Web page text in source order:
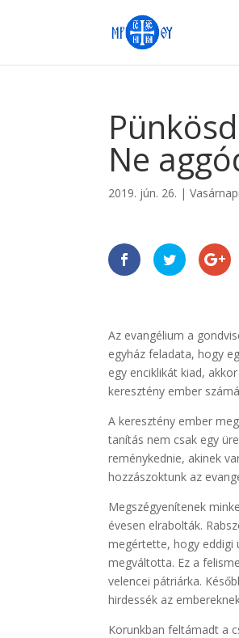
Ne
2019. jún. 26. |
Az evangélium a
egyház feladata, hogy
egy enciklikát kiad,
keresztény ember
A keresztény ember
tanítás nem csak egy
reménykednie, akinek
hozzászoktunk az
Megszégyenítenek
évesen elrabolták.
megértette, hogy eddigi
megváltotta. Ez a
velencei pátriárka.
hirdessék az
Korunkban feltámadt a